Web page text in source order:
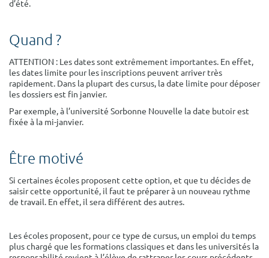
d’été.
Quand ?
ATTENTION : Les dates sont extrêmement importantes. En effet,
les dates limite pour les inscriptions peuvent arriver très
rapidement. Dans la plupart des cursus, la date limite pour déposer
les dossiers est fin janvier.
Par exemple, à l’université Sorbonne Nouvelle la date butoir est
fixée à la mi-janvier.
Être motivé
Si certaines écoles proposent cette option, et que tu décides de
saisir cette opportunité, il faut te préparer à un nouveau rythme
de travail. En effet, il sera différent des autres.
Les écoles proposent, pour ce type de cursus, un emploi du temps
plus chargé que les formations classiques et dans les universités la